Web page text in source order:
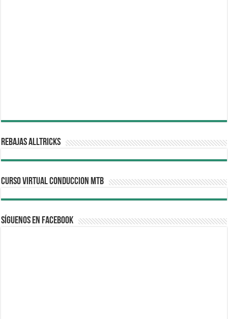
REBAJAS ALLTRICKS
CURSO VIRTUAL CONDUCCION MTB
Síguenos en Facebook